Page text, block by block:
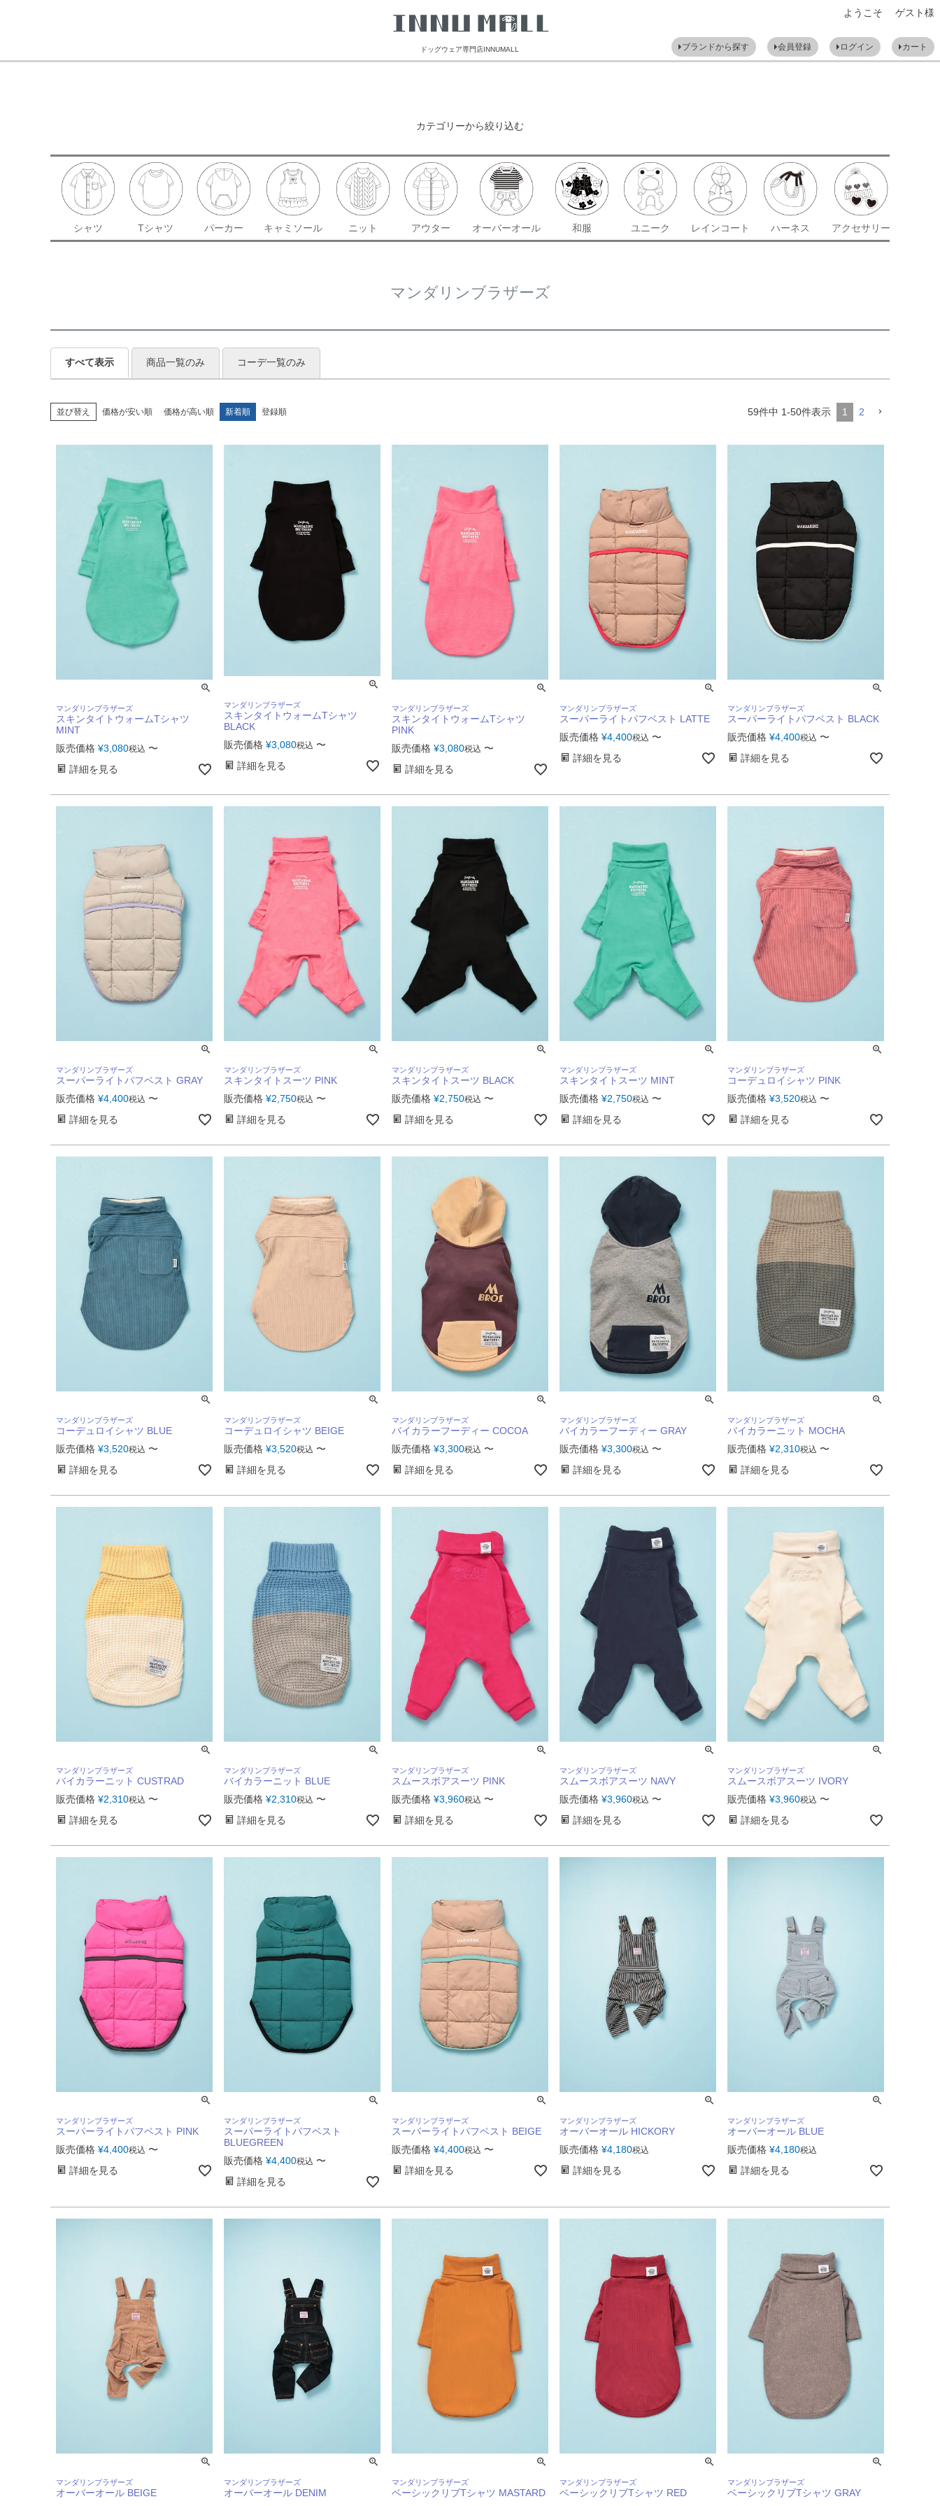
ようこそ ゲスト様
ドッグウェア専門店INNUMALL ブランドから探す 会員登録 ログイン カート
カテゴリーから絞り込む
シャツ Tシャツ パーカー キャミソール ニット アウター オーバーオール 和服 ユニーク レインコート ハーネス アクセサリー
マンダリンブラザーズ
すべて表示 商品一覧のみ コーデ一覧のみ
並び替え 価格が安い順 価格が高い順 新着順 登録順 59件中 1-50件表示 1 2
マンダリンブラザーズ
スキンタイトウォームTシャツ
MINT
販売価格 ¥3,080税込 〜
詳細を見る
マンダリンブラザーズ
スキンタイトウォームTシャツ
BLACK
販売価格 ¥3,080税込 〜
詳細を見る
マンダリンブラザーズ
スキンタイトウォームTシャツ
PINK
販売価格 ¥3,080税込 〜
詳細を見る
マンダリンブラザーズ
スーパーライトパフベスト LATTE
販売価格 ¥4,400税込 〜
詳細を見る
マンダリンブラザーズ
スーパーライトパフベスト BLACK
販売価格 ¥4,400税込 〜
詳細を見る
マンダリンブラザーズ
スーパーライトパフベスト GRAY
販売価格 ¥4,400税込 〜
詳細を見る
マンダリンブラザーズ
スキンタイトスーツ PINK
販売価格 ¥2,750税込 〜
詳細を見る
マンダリンブラザーズ
スキンタイトスーツ BLACK
販売価格 ¥2,750税込 〜
詳細を見る
マンダリンブラザーズ
スキンタイトスーツ MINT
販売価格 ¥2,750税込 〜
詳細を見る
マンダリンブラザーズ
コーデュロイシャツ PINK
販売価格 ¥3,520税込 〜
詳細を見る
マンダリンブラザーズ
コーデュロイシャツ BLUE
販売価格 ¥3,520税込 〜
詳細を見る
マンダリンブラザーズ
コーデュロイシャツ BEIGE
販売価格 ¥3,520税込 〜
詳細を見る
マンダリンブラザーズ
バイカラーフーディー COCOA
販売価格 ¥3,300税込 〜
詳細を見る
マンダリンブラザーズ
バイカラーフーディー GRAY
販売価格 ¥3,300税込 〜
詳細を見る
マンダリンブラザーズ
バイカラーニット MOCHA
販売価格 ¥2,310税込 〜
詳細を見る
マンダリンブラザーズ
バイカラーニット CUSTRAD
販売価格 ¥2,310税込 〜
詳細を見る
マンダリンブラザーズ
バイカラーニット BLUE
販売価格 ¥2,310税込 〜
詳細を見る
マンダリンブラザーズ
スムースボアスーツ PINK
販売価格 ¥3,960税込 〜
詳細を見る
マンダリンブラザーズ
スムースボアスーツ NAVY
販売価格 ¥3,960税込 〜
詳細を見る
マンダリンブラザーズ
スムースボアスーツ IVORY
販売価格 ¥3,960税込 〜
詳細を見る
マンダリンブラザーズ
スーパーライトパフベスト PINK
販売価格 ¥4,400税込 〜
詳細を見る
マンダリンブラザーズ
スーパーライトパフベスト
BLUEGREEN
販売価格 ¥4,400税込 〜
詳細を見る
マンダリンブラザーズ
スーパーライトパフベスト BEIGE
販売価格 ¥4,400税込 〜
詳細を見る
マンダリンブラザーズ
オーバーオール HICKORY
販売価格 ¥4,180税込
詳細を見る
マンダリンブラザーズ
オーバーオール BLUE
販売価格 ¥4,180税込
詳細を見る
マンダリンブラザーズ
オーバーオール BEIGE
マンダリンブラザーズ
オーバーオール DENIM
マンダリンブラザーズ
ベーシックリブTシャツ MASTARD
マンダリンブラザーズ
ベーシックリブTシャツ RED
マンダリンブラザーズ
ベーシックリブTシャツ GRAY